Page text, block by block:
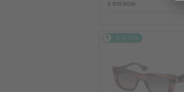
3 515 RON
2-4 ZILE